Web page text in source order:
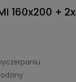
160x200 + 2x